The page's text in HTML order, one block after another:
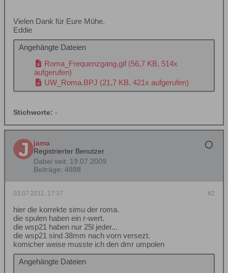
Vielen Dank für Eure Mühe.
Eddie
Angehängte Dateien
Roma_Frequenzgang.gif (56,7 KB, 514x
aufgerufen)
UW_Roma.BPJ (21,7 KB, 421x aufgerufen)
Stichworte: -
jama
Registrierter Benutzer
Dabei seit: 19.07.2009
Beiträge: 4888
#2
03.07.2011, 17:37
hier die korrekte simu der roma.
die spulen haben ein r-wert.
die wsp21 haben nur 25l jeder...
die wsp21 sind 38mm nach vorn versezt.
komicher weise musste ich den dmr umpolen
Angehängte Dateien